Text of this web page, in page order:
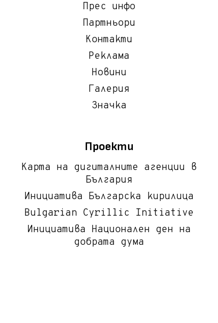
Прес инфо
Партньори
Контакти
Реклама
Новини
Галерия
Значка
Проекти
Карта на дигиталните агенции в
България
Инициатива Българска кирилица
Bulgarian Cyrillic Initiative
Инициатива Национален ден на
добрата дума